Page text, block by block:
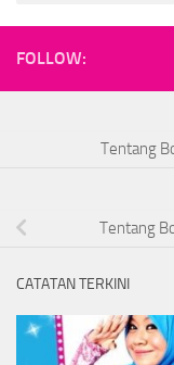
FOLLOW:
Tentang
Tentang
CATATAN TERKINI